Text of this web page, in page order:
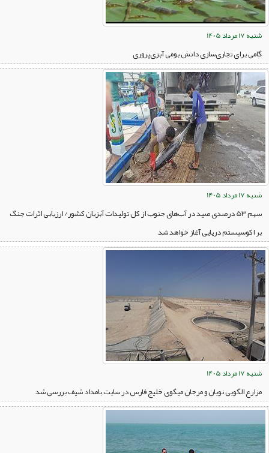
شنبه 17 مرداد 1405
گامی برای تجاری‌سازی دانش بومی آبزی‌پروری
شنبه 17 مرداد 1405
سهم 53 درصدی صید در آب‌های جنوب از کل تولیدات آبزیان کشور/ ارزیابی اثرات جنگ
بر اکوسیستم دریایی آغاز خواهد شد
شنبه 17 مرداد 1405
مزارع الگویی نویان و مرجان میگوی خلیج فارس در سایت بامداد شیف بررسی شد